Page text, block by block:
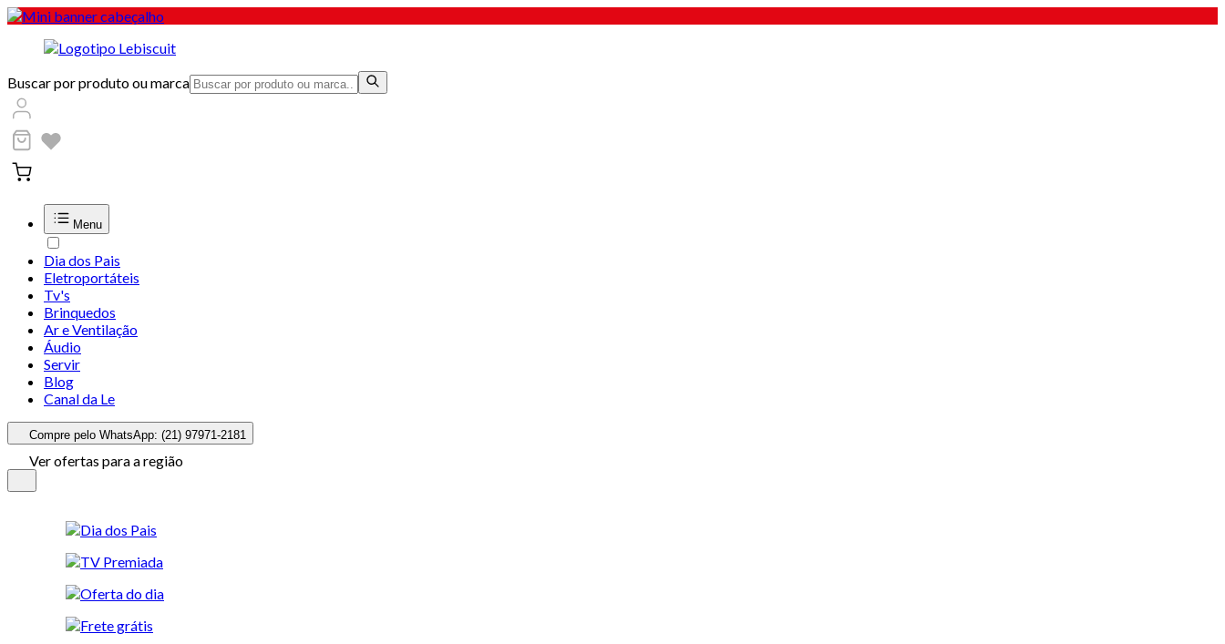
Buscar por produto ou marca
Menu
Dia dos Pais
Eletroportáteis
Tv's
Brinquedos
Ar e Ventilação
Áudio
Servir
Blog
Canal da Le
Compre pelo WhatsApp: (21) 97971-2181
Ver ofertas para a região